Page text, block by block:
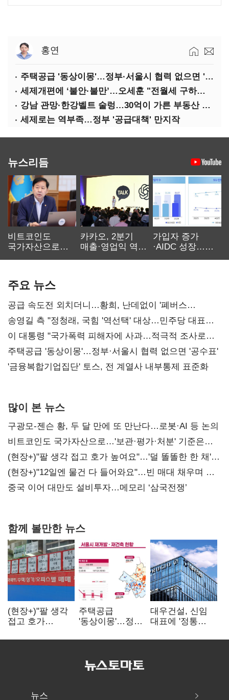
홍연
주택공급 '동상이몽'…정부·서울시 협력 없으면 '공수표'
세제개편에 ‘불안·불만’…오세훈 "전월세 구하기 더 힘들어질 것"
강남 관망·한강벨트 술렁…30억이 가른 부동산 민심
세제로는 역부족…정부 '공급대책' 만지작
뉴스리듬
비트코인도
국가자산으로…'
카카오, 2분기
매출·영업익 역대
가입자 증가
·AIDC 성장…
주요 뉴스
공급 속도전 외치더니…황희, 난데없이 '폐버스
리모델링' 제안
송영길 측 "정청래, 국힘 '역선택' 대상…민주당 대표로
총선 지휘 못해"
이 대통령 "국가폭력 피해자에 사과…적극적 조사로
진실 밝혀야"
주택공급 '동상이몽'…정부·서울시 협력 없으면 '공수표'
'금융복합기업집단' 토스, 전 계열사 내부통제 표준화
많이 본 뉴스
구광모-젠슨 황, 두 달 만에 또 만난다…로봇·AI 등 논의
비트코인도 국가자산으로…'보관·평가·처분' 기준은
숙제
(현장+)"팔 생각 접고 호가 높여요"…'덜 똘똘한 한 채'
20억 키맞추기
(현장+)"12일엔 물건 다 들어와요"…빈 매대 채우며 문
연 홈플러스
중국 이어 대만도 설비투자…메모리 ‘삼국전쟁’
함께 볼만한 뉴스
(현장+)"팔 생각
접고 호가
똘똘한 한 채'
주택공급
'동상이몽'…정부
없으면 '공수표'
대우건설, 신임
대표에 '정통
부사장 내정
뉴스